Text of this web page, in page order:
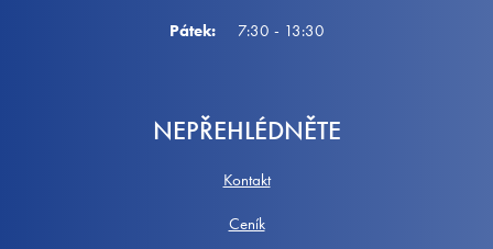
Pátek: 7:30 - 13:30
NEPŘEHLÉDNĚTE
Kontakt
Ceník